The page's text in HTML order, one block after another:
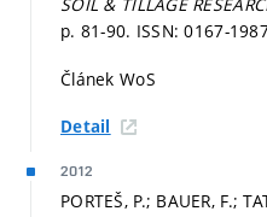
p. 81-90. ISSN: 0167-
Článek WoS
Detail
2012
PORTEŠ, P.; BAUER, F.;